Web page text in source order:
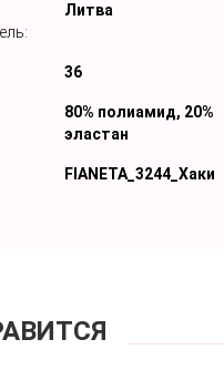
Литва
36
80% полиамид, 20%
эластан
FIANETA_3244_Хаки